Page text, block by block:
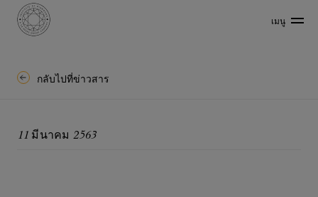
เมนู
กลับไปที่ข่าวสาร
11 มีนาคม 2563